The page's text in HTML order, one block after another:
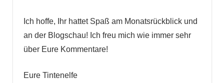
Ich hoffe, Ihr hattet Spaß am Monatsrückblick und
an der Blogschau! Ich freu mich wie immer sehr
über Eure Kommentare!
Eure Tintenelfe